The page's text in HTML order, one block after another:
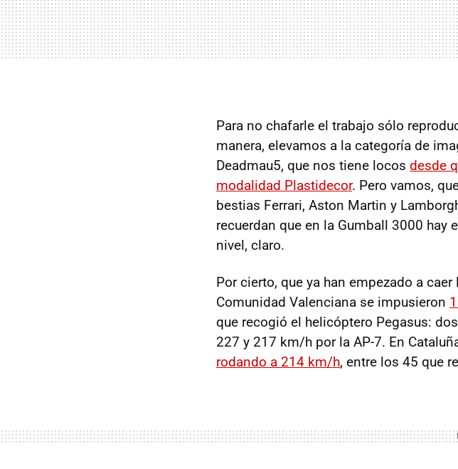
Para no chafarle el trabajo sólo
manera, elevamos a la categoría de
Deadmau5, que nos tiene locos desde
modalidad Plastidecor. Pero vamos,
bestias Ferrari, Aston Martin y
recuerdan que en la Gumball 3000 hay
nivel, claro.
Por cierto, que ya han empezado a caer
Comunidad Valenciana se impusieron
que recogió el helicóptero Pegasus:
227 y 217 km/h por la AP-7. En
rodando a 214 km/h, entre los 45 que